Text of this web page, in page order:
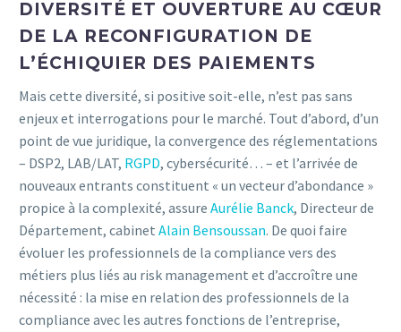
DIVERSITÉ ET OUVERTURE AU CŒUR
DE LA RECONFIGURATION DE
L’ÉCHIQUIER DES PAIEMENTS
Mais cette diversité, si positive soit-elle, n’est pas sans
enjeux et interrogations pour le marché. Tout d’abord, d’un
point de vue juridique, la convergence des réglementations
– DSP2, LAB/LAT, RGPD, cybersécurité… – et l’arrivée de
nouveaux entrants constituent « un vecteur d’abondance »
propice à la complexité, assure Aurélie Banck, Directeur de
Département, cabinet Alain Bensoussan. De quoi faire
évoluer les professionnels de la compliance vers des
métiers plus liés au risk management et d’accroître une
nécessité : la mise en relation des professionnels de la
compliance avec les autres fonctions de l’entreprise,